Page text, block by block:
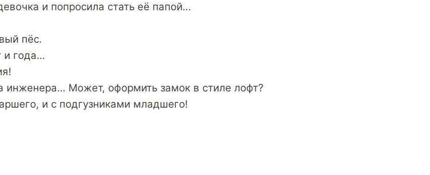
и попросила стать её папой…
пёс.
и года…
инженера… Может, оформить замок в стиле лофт?
и с подгузниками младшего!